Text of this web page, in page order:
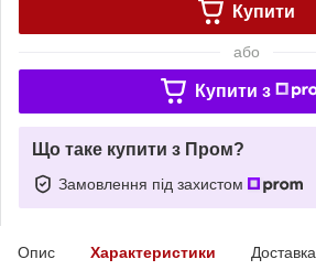
Купити
або
Купити з
Що таке купити з Пром?
Замовлення під захистом
Опис Характеристики Доставка